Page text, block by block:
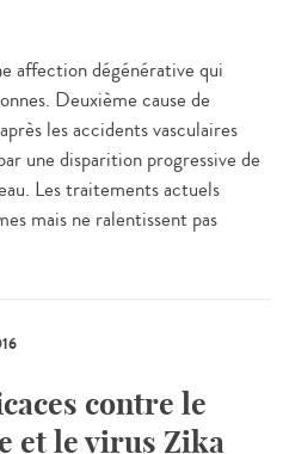
affection dégénérative qui
Deuxième cause de
les accidents vasculaires
une disparition progressive de
Les traitements actuels
mais ne ralentissent pas
contre le
et le virus Zika